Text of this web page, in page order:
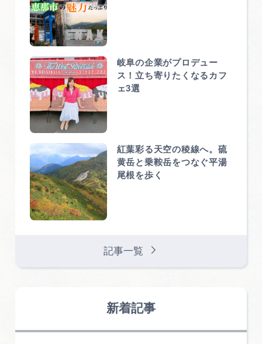
岐阜の企業がプロデュー
ス！立ち寄りたくなるカフ
ェ3選
紅葉彩る天空の稜線へ。硫
黄岳と乗鞍岳をつなぐ平湯
尾根を歩く
記事一覧
新着記事